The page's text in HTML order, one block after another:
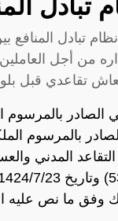
المنافع
المنافع
من أجل
تقاعدي قبل
الملكي رقم (م / 33)
المدني
وفق ما نص عليه